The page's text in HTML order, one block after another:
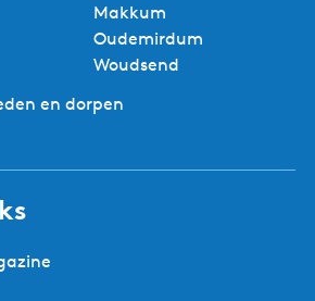
Makkum
Oudemirdum
Woudsend
en dorpen